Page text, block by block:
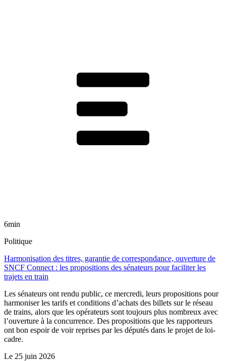
6min
Politique
Harmonisation des titres, garantie de correspondance, ouverture de
SNCF Connect : les propositions des sénateurs pour faciliter les
trajets en train
Les sénateurs ont rendu public, ce mercredi, leurs propositions pour
harmoniser les tarifs et conditions d’achats des billets sur le réseau
de trains, alors que les opérateurs sont toujours plus nombreux avec
l’ouverture à la concurrence. Des propositions que les rapporteurs
ont bon espoir de voir reprises par les députés dans le projet de loi-
cadre.
Le 25 juin 2026